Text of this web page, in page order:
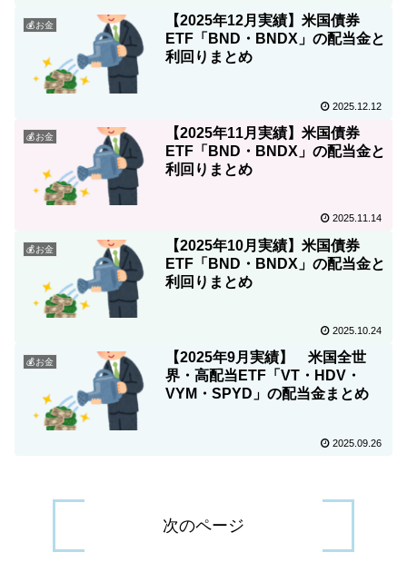
💰お金
【2025年12月実績】米国債券
ETF「BND・BNDX」の配当金と
利回りまとめ
2025.12.12
💰お金
【2025年11月実績】米国債券
ETF「BND・BNDX」の配当金と
利回りまとめ
2025.11.14
💰お金
【2025年10月実績】米国債券
ETF「BND・BNDX」の配当金と
利回りまとめ
2025.10.24
💰お金
【2025年9月実績】 米国全世
界・高配当ETF「VT・HDV・
VYM・SPYD」の配当金まとめ
2025.09.26
次のページ